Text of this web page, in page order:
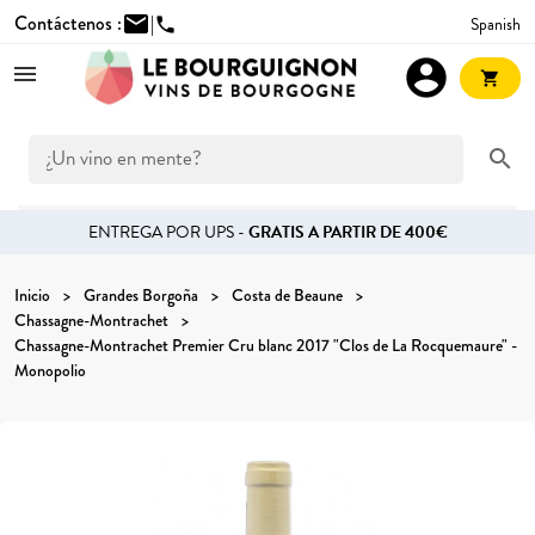
Contáctenos :mail|phone Spanish
search
account_circle shopping_cart
ENTREGA POR UPS -GRATIS A PARTIR DE 400€
Inicio Grandes Borgoña
Costa de Beaune
Chassagne-Montrachet
Chassagne-Montrachet Premier Cru blanc 2017 "Clos de La Rocquemaure" -
Monopolio